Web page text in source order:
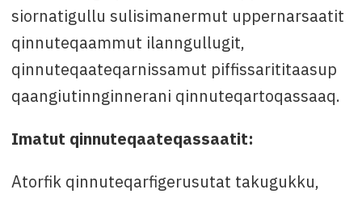
siornatigullu sulisimanermut uppernarsaatit
qinnuteqaammut ilanngullugit,
qinnuteqaateqarnissamut piffissarititaasup
qaangiutinnginnerani qinnuteqartoqassaaq.
Imatut qinnuteqaateqassaatit:
Atorfik qinnuteqarfigerusutat takugukku,